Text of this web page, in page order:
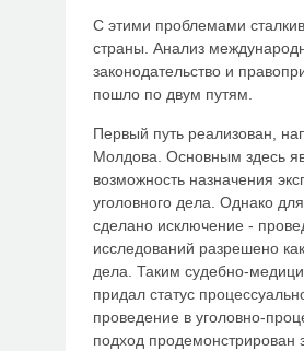
С этими проблемами
страны. Анализ
законодательство и
пошло по двум путям.
Первый путь реализован,
Молдова. Основным здесь
возможность назначения
уголовного дела. Однако
сделано исключение -
исследований разрешено
дела. Таким судебно-
придал статус
проведение в уголовно-
подход продемонстрирован